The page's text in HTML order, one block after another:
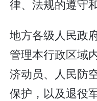
律、法规的遵守
地方各级人民政
管理本行政区域
济动员、人民防
保护，以及退役